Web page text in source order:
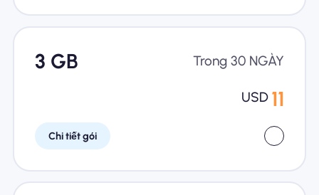
3 GB Trong 30 NGÀY
USD 11
Chi tiết gói